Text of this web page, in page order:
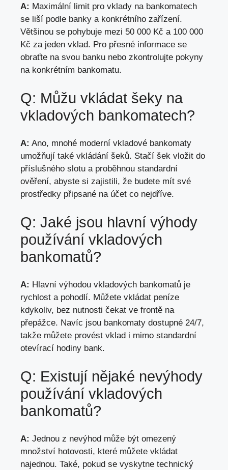
A: Maximální limit pro vklady na bankomatech
se liší podle banky a konkrétního zařízení.
Většinou se pohybuje mezi 50 000 Kč a 100 000
Kč za jeden vklad. Pro přesné informace se
obraťte na svou banku nebo zkontrolujte pokyny
na konkrétním bankomatu.
Q: Můžu vkládat šeky na
vkladových bankomatech?
A: Ano, mnohé moderní vkladové bankomaty
umožňují také vkládání šeků. Stačí šek vložit do
příslušného slotu a proběhnou standardní
ověření, abyste si zajistili, že budete mít své
prostředky připsané na účet co nejdříve.
Q: Jaké jsou hlavní výhody
používání vkladových
bankomatů?
A: Hlavní výhodou vkladových bankomatů je
rychlost a pohodlí. Můžete vkládat peníze
kdykoliv, bez nutnosti čekat ve frontě na
přepážce. Navíc jsou bankomaty dostupné 24/7,
takže můžete provést vklad i mimo standardní
otevírací hodiny bank.
Q: Existují nějaké nevýhody
používání vkladových
bankomatů?
A: Jednou z nevýhod může být omezený
množství hotovosti, které můžete vkládat
najednou. Také, pokud se vyskytne technický